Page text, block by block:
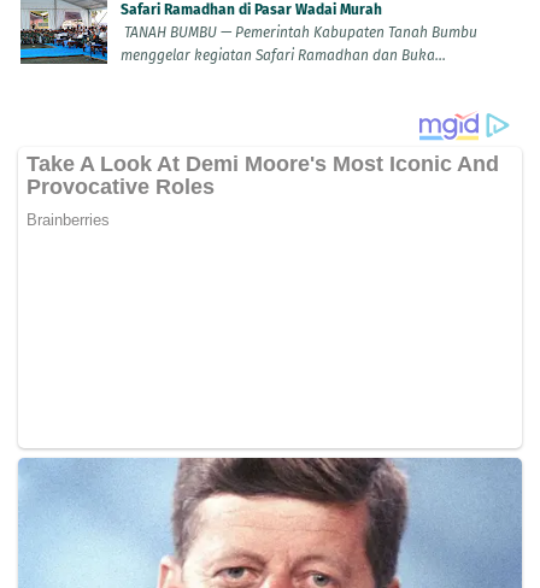
Safari Ramadhan di Pasar Wadai Murah
TANAH BUMBU — Pemerintah Kabupaten Tanah Bumbu
menggelar kegiatan Safari Ramadhan dan Buka...